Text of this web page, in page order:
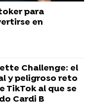
para
en
Challenge: el
y peligroso reto
TikTok al que se
Cardi B